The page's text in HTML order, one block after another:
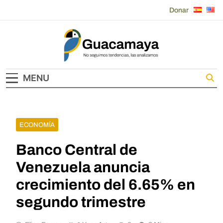
Donar
Guacamaya
MENU
ECONOMÍA
Banco Central de
Venezuela anuncia
crecimiento del 6.65% en
segundo trimestre